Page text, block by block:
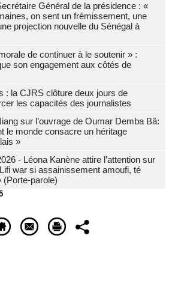
Général de la présidence : «
on sent un frémissement, une
projection nouvelle du Sénégal à
de continuer à le soutenir » :
son engagement aux côtés de
: la CJRS clôture deux jours de
les capacités des journalistes
sur l’ouvrage de Oumar Demba Bâ:
le monde consacre un héritage
»
- Léona Kanène attire l’attention sur
war si assainissement amoufi, té
(Porte-parole)